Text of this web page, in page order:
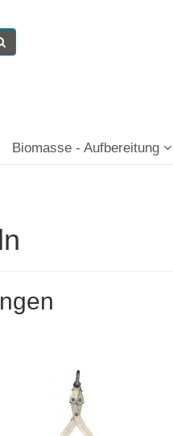
Biomasse - Aufbereitung